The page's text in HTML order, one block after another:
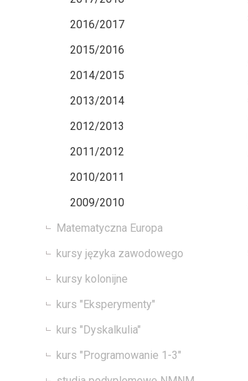
2016/2017
2015/2016
2014/2015
2013/2014
2012/2013
2011/2012
2010/2011
2009/2010
Matematyczna Europa
kursy języka zawodowego
kursy kolonijne
kurs "Eksperymenty"
kurs "Dyskalkulia"
kurs "Programowanie 1-3"